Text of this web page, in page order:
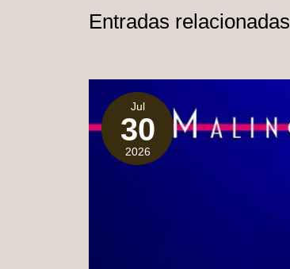
Entradas relacionadas
Jul
30
2026